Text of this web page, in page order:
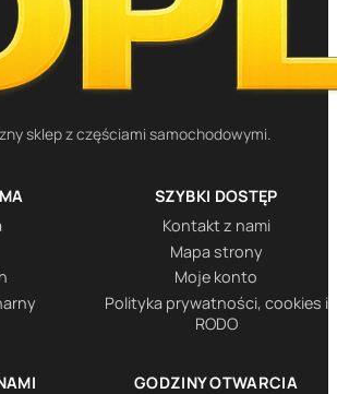
sklep z częściami samochodowymi.
SZYBKI DOSTĘP
Kontakt z nami
Mapa strony
Moje konto
Polityka prywatności, cookies i
RODO
GODZINY OTWARCIA